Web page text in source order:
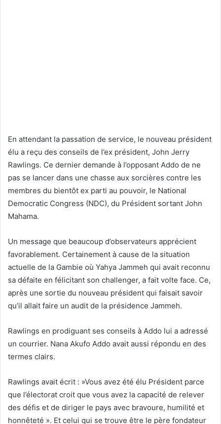
En attendant la passation de service, le nouveau président
élu a reçu des conseils de l’ex président, John Jerry
Rawlings. Ce dernier demande à l’opposant Addo de ne
pas se lancer dans une chasse aux sorcières contre les
membres du bientôt ex parti au pouvoir, le National
Democratic Congress (NDC), du Président sortant John
Mahama.
Un message que beaucoup d’observateurs apprécient
favorablement. Certainement à cause de la situation
actuelle de la Gambie où Yahya Jammeh qui avait reconnu
sa défaite en félicitant son challenger, a fait volte face. Ce,
après une sortie du nouveau président qui faisait savoir
qu’il allait faire un audit de la présidence Jammeh.
Rawlings en prodiguant ses conseils à Addo lui a adressé
un courrier. Nana Akufo Addo avait aussi répondu en des
termes clairs.
Rawlings avait écrit : »Vous avez été élu Président parce
que l’électorat croit que vous avez la capacité de relever
des défis et de diriger le pays avec bravoure, humilité et
honnêteté ». Et celui qui se trouve être le père fondateur